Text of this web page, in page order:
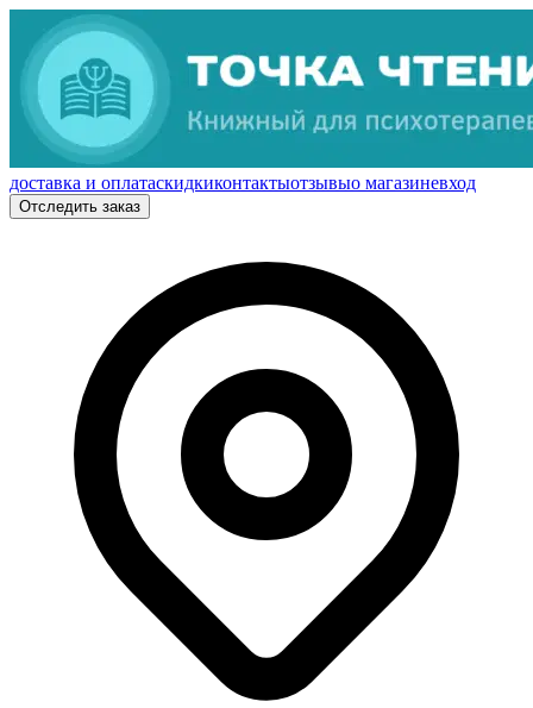
доставка и оплатаскидкиконтактыотзывыо магазиневход
Отследить заказ